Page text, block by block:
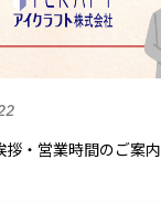
拶・営業時間のご案内